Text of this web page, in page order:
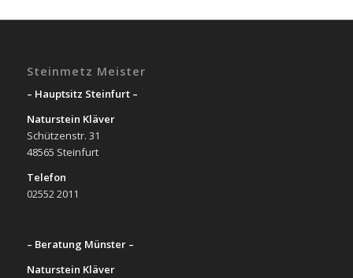
Steinmetz Meister
– Hauptsitz Steinfurt –
Naturstein Kläver
Schützenstr. 31
48565 Steinfurt
Telefon
02552 2011
– Beratung Münster –
Naturstein Kläver